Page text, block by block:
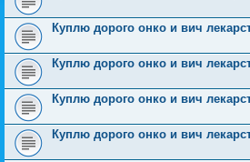
Куплю дорого онко и вич
Куплю дорого онко и вич
Куплю дорого онко и вич
Куплю дорого онко и вич